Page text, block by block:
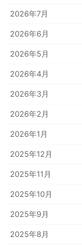
2026年7月
2026年6月
2026年5月
2026年4月
2026年3月
2026年2月
2026年1月
2025年12月
2025年11月
2025年10月
2025年9月
2025年8月